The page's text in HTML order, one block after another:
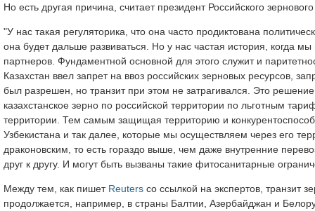
Но есть другая причина, считает президент Российского
"У нас такая регуляторика, что она часто продиктована
она будет дальше развиваться. Но у нас частая история, когда
партнеров. Фундаментной основной для этого служит и
Казахстан ввел запрет на ввоз российских зерновых ресурсов,
был разрешен, но транзит при этом не затрагивался. Это
казахстанское зерно по российской территории по льготным
территории. Тем самым защищая территорию и
Узбекистана и так далее, которые мы осуществляем через его
драконовским, то есть гораздо выше, чем даже внутренние
друг к другу. И могут быть вызваны такие фитосанитарные
Между тем, как пишет Reuters со ссылкой на экспертов, транзит
продолжается, например, в страны Балтии, Азербайджан и